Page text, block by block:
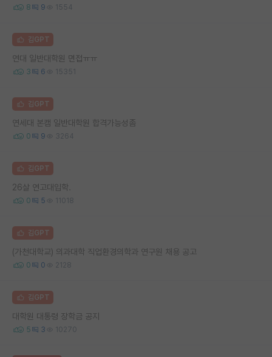
8 9 1554
김GPT
연대 일반대학원 면접ㅠㅠ
3 6 15351
김GPT
연세대 본캠 일반대학원 합격가능성좀
0 9 3264
김GPT
26살 연고대입학.
0 5 11018
김GPT
(가천대학교) 의과대학 직업환경의학과 연구원 채용 공고
0 0 2128
김GPT
대학원 대통령 장학금 공지
5 3 10270